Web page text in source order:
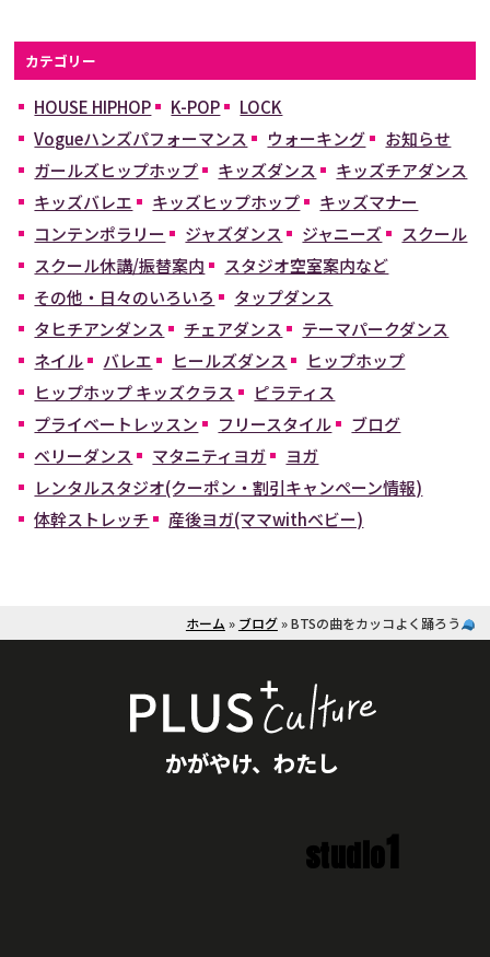
カテゴリー
HOUSE HIPHOP K-POP
LOCK
Vogueハンズパフォーマンス
ウォーキング
お知らせ
ガールズヒップホップ
キッズダンス
キッズチアダンス
キッズバレエ
キッズヒップホップ
キッズマナー
コンテンポラリー
ジャズダンス ジャニーズ
スクール
スクール休講/振替案内
スタジオ空室案内など
その他・日々のいろいろ
タップダンス
タヒチアンダンス
チェアダンス
テーマパークダンス
ネイル
バレエ ヒールズダンス
ヒップホップ
ヒップホップ キッズクラス
ピラティス
プライベートレッスン
フリースタイル
ブログ
ベリーダンス
マタニティヨガ
ヨガ
レンタルスタジオ(クーポン・割引キャンペーン情報)
体幹ストレッチ
産後ヨガ(ママwithベビー)
ホーム » ブログ»BTSの曲をカッコよく踊ろう
かがやけ、わたし
studio1